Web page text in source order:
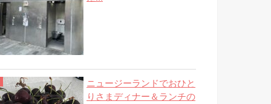
ニュージーランドでおひと
りさまディナー＆ランチの